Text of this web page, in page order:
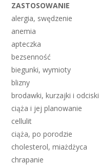
ZASTOSOWANIE
alergia, swędzenie
anemia
apteczka
bezsenność
biegunki, wymioty
blizny
brodawki, kurzajki i odciski
ciąża i jej planowanie
cellulit
ciąża, po porodzie
cholesterol, miażdżyca
chrapanie